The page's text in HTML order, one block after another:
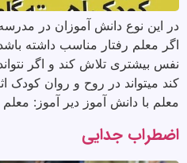
در این نوع دانش آموزان در
اگر معلم رفتار مناسب داشته باشد
نفس بیشتری تلاش کند و اگر
کند میتواند در روح و روان کودک
معلم با دانش آموز دیر آموز:
اضطراب جدایی